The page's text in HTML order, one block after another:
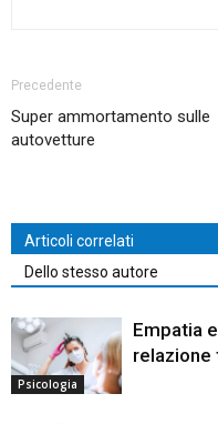
Precedente
Super ammortamento sulle
autovetture
Articoli correlati
Dello stesso autore
Psicologia
Empatia
relazione